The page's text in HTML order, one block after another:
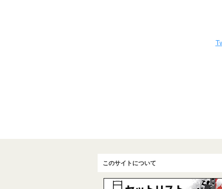
このサイトについて